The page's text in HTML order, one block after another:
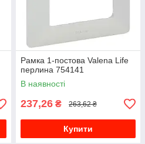
Рамка 1-постова Valena Life
перлина 754141
В наявності
237,26 ₴ 263,62 ₴
Купити